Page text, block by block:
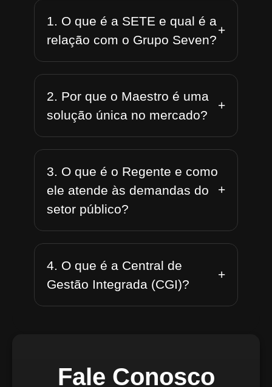
1. O que é a SETE e qual é a
relação com o Grupo Seven?
+
2. Por que o Maestro é uma
solução única no mercado?
+
3. O que é o Regente e como
ele atende às demandas do
setor público?
+
4. O que é a Central de
Gestão Integrada (CGI)?
+
Fale Conosco